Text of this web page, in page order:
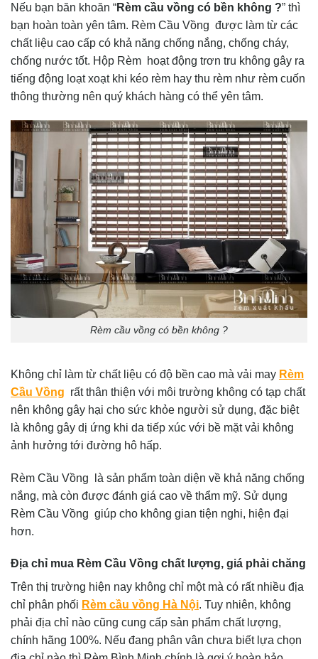
Nếu bạn băn khoăn “Rèm cầu vồng có bền không ?” thì
bạn hoàn toàn yên tâm. Rèm Cầu Vồng được làm từ các
chất liệu cao cấp có khả năng chống nắng, chống cháy,
chống nước tốt. Hộp Rèm hoạt động trơn tru không gây ra
tiếng động loạt xoạt khi kéo rèm hay thu rèm như rèm cuốn
thông thường nên quý khách hàng có thể yên tâm.
Rèm cầu vồng có bền không ?
Không chỉ làm từ chất liệu có độ bền cao mà vải may Rèm
Cầu Vồng rất thân thiện với môi trường không có tạp chất
nên không gây hại cho sức khỏe người sử dụng, đặc biệt
là không gây dị ứng khi da tiếp xúc với bề mặt vải không
ảnh hưởng tới đường hô hấp.
Rèm Cầu Vồng là sản phẩm toàn diện về khả năng chống
nắng, mà còn được đánh giá cao về thẩm mỹ. Sử dụng
Rèm Cầu Vồng giúp cho không gian tiện nghi, hiện đại
hơn.
Địa chỉ mua Rèm Cầu Vồng chất lượng, giá phải chăng
Trên thị trường hiện nay không chỉ một mà có rất nhiều địa
chỉ phân phối Rèm cầu vồng Hà Nội. Tuy nhiên, không
phải địa chỉ nào cũng cung cấp sản phẩm chất lượng,
chính hãng 100%. Nếu đang phân vân chưa biết lựa chọn